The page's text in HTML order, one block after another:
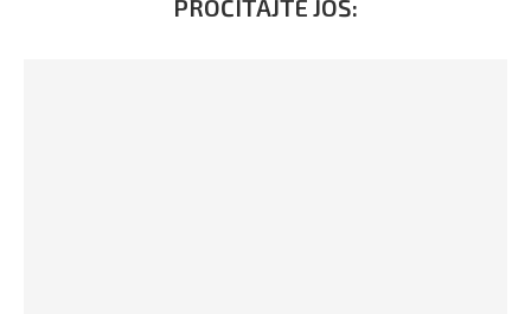
PROČITAJTE JOŠ: